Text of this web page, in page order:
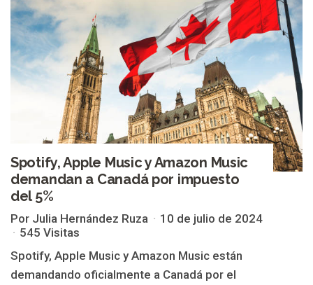
Spotify, Apple Music y Amazon Music
demandan a Canadá por impuesto
del 5%
Por Julia Hernández Ruza
10 de julio de 2024
545 Visitas
Spotify, Apple Music y Amazon Music están
demandando oficialmente a Canadá por el